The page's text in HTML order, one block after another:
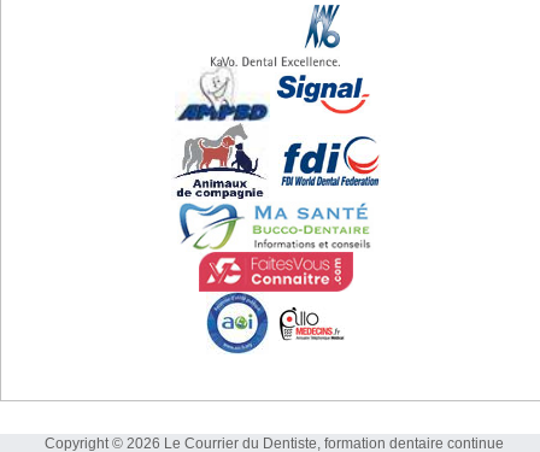
Copyright © 2026 Le Courrier du Dentiste, formation dentaire continue